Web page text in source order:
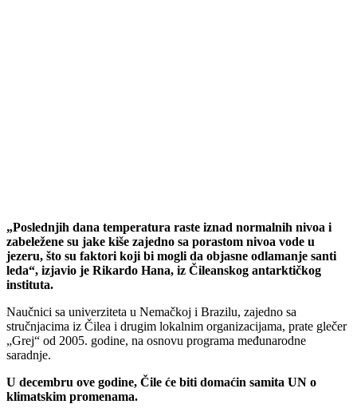
„Poslednjih dana temperatura raste iznad normalnih nivoa i
zabeležene su jake kiše zajedno sa porastom nivoa vode u
jezeru, što su faktori koji bi mogli da objasne odlamanje santi
leda“, izjavio je Rikardo Hana, iz Čileanskog antarktičkog
instituta.
Naučnici sa univerziteta u Nemačkoj i Brazilu, zajedno sa
stručnjacima iz Čilea i drugim lokalnim organizacijama, prate glečer
„Grej“ od 2005. godine, na osnovu programa međunarodne
saradnje.
U decembru ove godine, Čile će biti domaćin samita UN o
klimatskim promenama.